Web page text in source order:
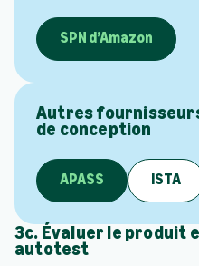
SPN d’Amazon
Autres
de conception
APASS ISTA
3c. Évaluer le produit
autotest